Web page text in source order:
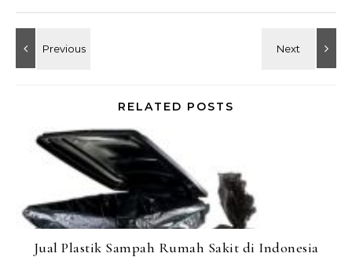
RELATED POSTS
Jual Plastik Sampah Rumah Sakit di Indonesia